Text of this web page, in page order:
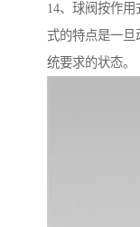
14、球阀按作
式的特点是一旦
统要求的状态。